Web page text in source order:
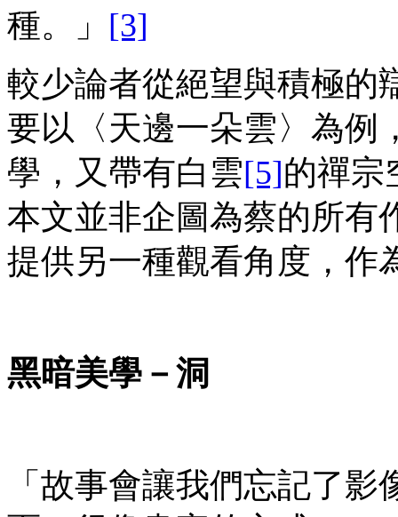
種。」 [3]
較少論者從絕望與積極的
要以〈天邊一朵雲〉為例
學，又帶有白雲[5]的禪宗
本文並非企圖為蔡的所有
提供另一種觀看角度，作
黑暗美學－洞
「故事會讓我們忘記了